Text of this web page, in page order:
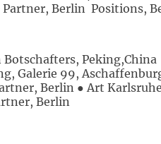
Berlin Positions,
Botschafters,
Galerie 99,
Berlin ● Art
Berlin